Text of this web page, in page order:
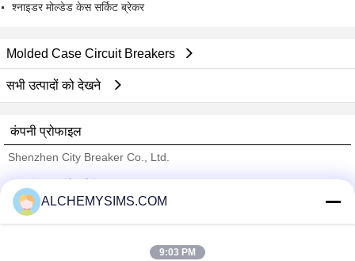
श्नाइडर मोल्डेड केस सर्किट ब्रेकर
Molded Case Circuit Breakers
सभी उत्पादों को देखने
कंपनी प्रोफाइल
Shenzhen City Breaker Co., Ltd.
Trust Seal
Verified Suplier
ALCHEMYSIMS.COM
9:03 PM